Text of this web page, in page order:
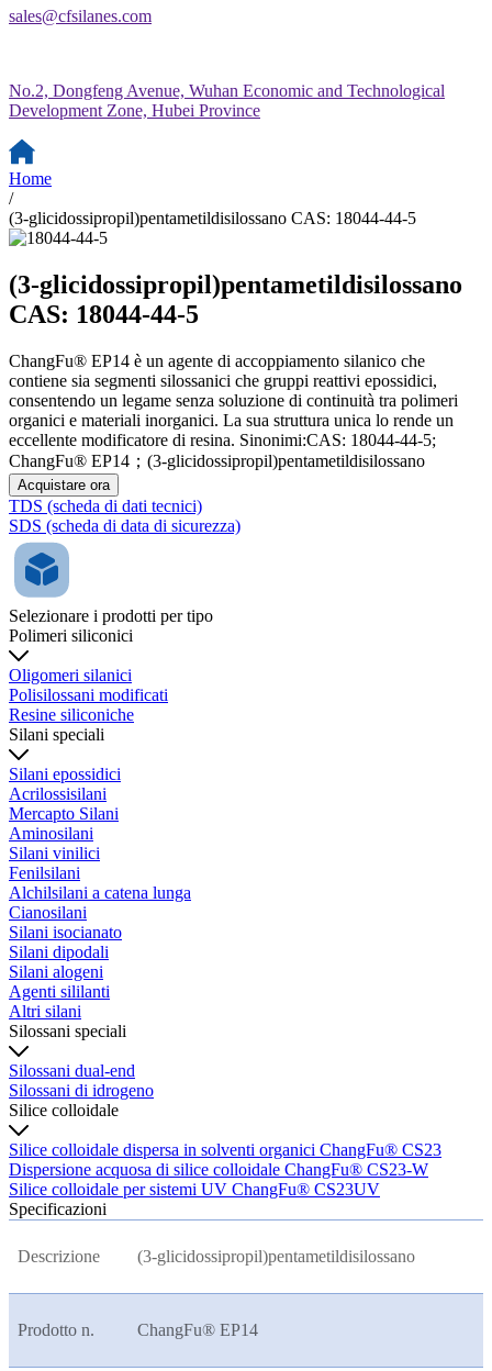
sales@cfsilanes.com
No.2, Dongfeng Avenue, Wuhan Economic and Technological
Development Zone, Hubei Province
Home
/
(3-glicidossipropil)pentametildisilossano CAS: 18044-44-5
(3-glicidossipropil)pentametildisilossano
CAS: 18044-44-5
ChangFu® EP14 è un agente di accoppiamento silanico che
contiene sia segmenti silossanici che gruppi reattivi epossidici,
consentendo un legame senza soluzione di continuità tra polimeri
organici e materiali inorganici. La sua struttura unica lo rende un
eccellente modificatore di resina. Sinonimi:CAS: 18044-44-5;
ChangFu® EP14；(3-glicidossipropil)pentametildisilossano
Acquistare ora
TDS (scheda di dati tecnici)
SDS (scheda di data di sicurezza)
Selezionare i prodotti per tipo
Polimeri siliconici
Oligomeri silanici
Polisilossani modificati
Resine siliconiche
Silani speciali
Silani epossidici
Acrilossisilani
Mercapto Silani
Aminosilani
Silani vinilici
Fenilsilani
Alchilsilani a catena lunga
Cianosilani
Silani isocianato
Silani dipodali
Silani alogeni
Agenti sililanti
Altri silani
Silossani speciali
Silossani dual-end
Silossani di idrogeno
Silice colloidale
Silice colloidale dispersa in solventi organici ChangFu® CS23
Dispersione acquosa di silice colloidale ChangFu® CS23-W
Silice colloidale per sistemi UV ChangFu® CS23UV
Specificazioni
Descrizione (3-glicidossipropil)pentametildisilossano
Prodotto n. ChangFu® EP14